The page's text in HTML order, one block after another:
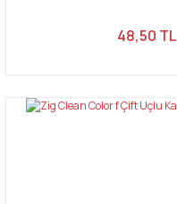
48,50 TL